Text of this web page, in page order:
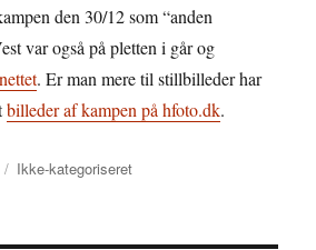
den 30/12 som “anden
var også på pletten i går og
. Er man mere til stillbilleder har
billeder af kampen på hfoto.dk.
Kategorier
Ikke-kategoriseret